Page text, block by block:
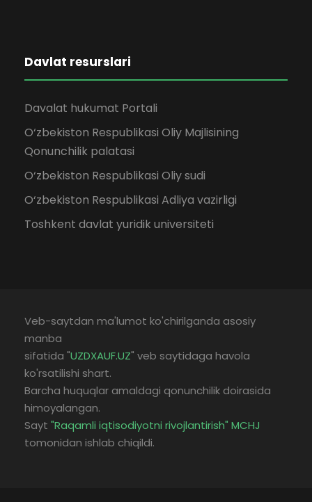
Davlat resurslari
Davalat hukumat Portali
O‘zbekiston Respublikasi Oliy Majlisining
Qonunchilik palatasi
O‘zbekiston Respublikasi Oliy sudi
O‘zbekiston Respublikasi Adliya vazirligi
Toshkent davlat yuridik universiteti
Veb-saytdan ma'lumot ko'chirilganda asosiy
manba
sifatida "UZDXAUF.UZ" veb saytidaga havola
ko'rsatilishi shart.
Barcha huquqlar amaldagi qonunchilik doirasida
himoyalangan.
Sayt "Raqamli iqtisodiyotni rivojlantirish" MCHJ
tomonidan ishlab chiqildi.